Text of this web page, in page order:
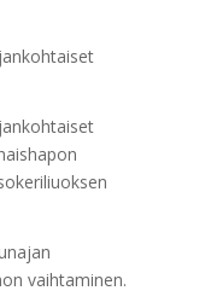
vaihtaminen.